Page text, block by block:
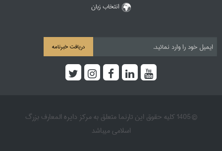
انتخاب زبان
دریافت خبرنامه
© 1405 کلیه حقوق این تارنما متعلق به مرکز دایره المعارف بزرگ
اسلامی میباشد